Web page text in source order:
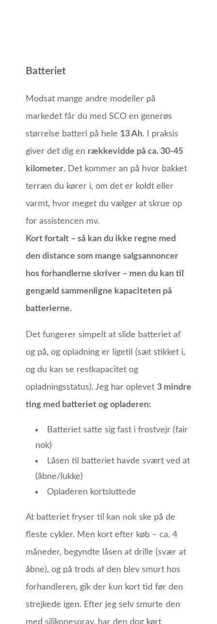
Batteriet
Modsat mange andre modeller på
markedet får du med SCO en generøs
størrelse batteri på hele 13 Ah. I praksis
giver det dig en rækkevidde på ca. 30-45
kilometer. Det kommer an på hvor bakket
terræn du kører i, om det er koldt eller
varmt, hvor meget du vælger at skrue op
for assistencen mv.
Kort fortalt – så kan du ikke regne med
den distance som mange salgsannoncer
hos forhandlerne skriver – men du kan til
gengæld sammenligne kapaciteten på
batterierne.
Det fungerer simpelt at slide batteriet af
og på, og opladning er ligetil (sæt stikket i,
og du kan se restkapacitet og
opladningsstatus). Jeg har oplevet 3 mindre
ting med batteriet og opladeren:
Batteriet satte sig fast i frostvejr (fair
nok)
Låsen til batteriet havde svært ved at
(åbne/lukke)
Opladeren kortsluttede
At batteriet fryser til kan nok ske på de
fleste cykler. Men kort efter køb – ca. 4
måneder, begyndte låsen at drille (svær at
åbne), og på trods af den blev smurt hos
forhandleren, gik der kun kort tid før den
strejkede igen. Efter jeg selv smurte den
med silikonespray, har den dog kørt